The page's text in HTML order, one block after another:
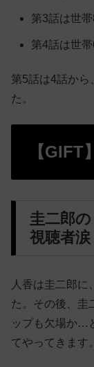
第3話は世帯
第4話は世帯
第5話は4話から
た。
【GIFT
圭二郎
視聴者涙
人香は圭二郎に
た。その後、圭
ップも欠場か…
てやってきます。